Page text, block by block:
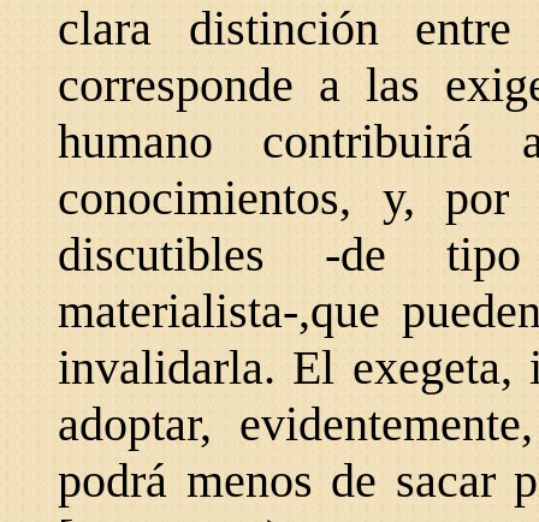
clara distinción
corresponde a las
humano contribuirá
conocimientos, y, por
discutibles -de
materialista-,que
invalidarla. El
adoptar,
podrá menos de sacar